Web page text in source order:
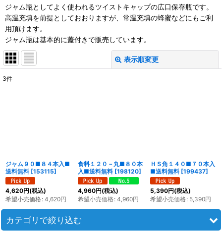
ジャム瓶としてよく使われるツイストキャップの広口保存瓶です。
高温充填を前提としておおりますが、常温充填の蜂蜜などにもご利
用頂けます。
ジャム瓶は基本的に蓋付きで販売しています。
表示順変更
絞り込む
3件
ジャム９０■８４本入■
送料無料 [153115]
4,620円(税込)
希望小売価格: 4,620円
食料１２０－丸■８０本
入■送料無料 [198120]
4,960円(税込)
希望小売価格: 4,960円
ＨＳ角１４０■７０本入
■送料無料 [199437]
5,390円(税込)
希望小売価格: 5,390円
カテゴリで絞り込む